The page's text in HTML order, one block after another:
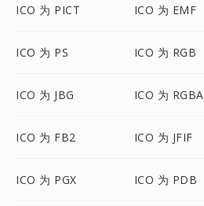
ICO 为 PICT ICO 为 EMF
ICO 为 PS ICO 为 RGB
ICO 为 JBG ICO 为 RGBA
ICO 为 FB2 ICO 为 JFIF
ICO 为 PGX ICO 为 PDB